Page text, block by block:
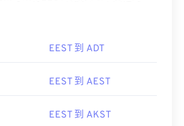
EEST 到 ADT
EEST 到 AEST
EEST 到 AKST